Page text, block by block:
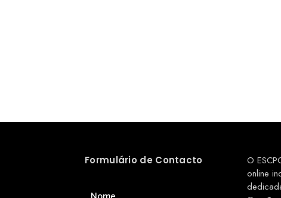
Formulário de Contacto
O
online